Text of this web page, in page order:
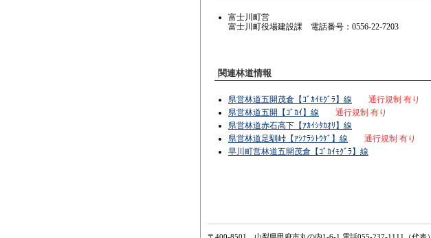
富士川町営
富士川町役場建設課 電話番号：0556-22-7203
関連林道情報
県営林道五開茂倉【ｺﾞｶｲﾓｸﾞﾗ】線
通行規制 有り
県営林道五開【ｺﾞｶｲ】線
通行規制 有り
県営林道赤石高下【ｱｶｲｼﾀｶｵﾘ】線
県営林道足馴峠【ｱｼﾅﾗｼﾄｳｹﾞ】線
通行規制 有り
早川町営林道五開茂倉【ｺﾞｶｲﾓｸﾞﾗ】線